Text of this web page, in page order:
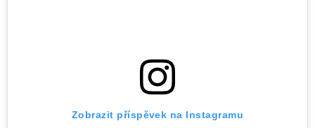
Zobrazit příspěvek na Instagramu